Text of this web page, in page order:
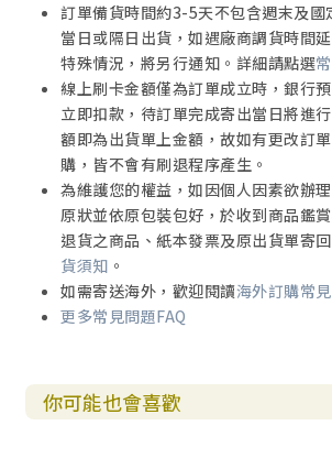
訂單備貨時間約3-5天不包含週末及國
當日或隔日出貨，如遇廠商調貨時間
特殊情況，將另行通知。詳細請點選
線上刷卡金額僅為訂單成立時，銀行
立即扣款，待訂單完成寄出當日將進
額即為出貨單上金額，故如有更改訂
購，皆不會有刷退程序產生。
為維護您的權益，如因個人因素欲辦
原狀並依原包裝包好，於收到商品鑑
退貨之商品、紙本發票及原出貨單寄
貨須知 。
如需寄送海外，歡迎閱讀海外訂購常
更多常見問題FAQ
你可能也會喜歡